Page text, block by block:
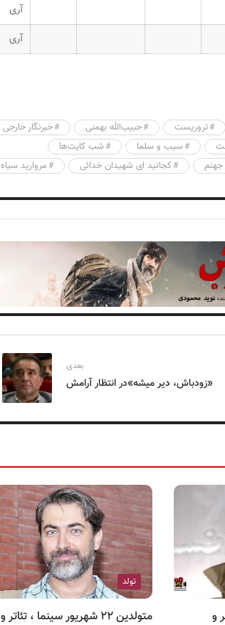
آری
آری
تروریست حبیب‌الله بهمنی
خبرنگار خارجی
سیب و سلما
شب کایت‌ها
جهنم کجانید ای شهیدان خدائی
مروارید سیاه
بعدی
«زودباش، دیر میشه»در انتظار آرامش
و
تولد
متولدین ۲۲ شهریور سینما ، تئاتر و